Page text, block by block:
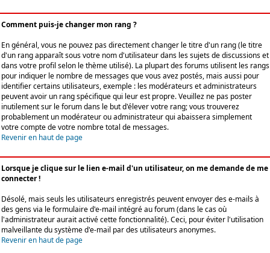
Comment puis-je changer mon rang ?
En général, vous ne pouvez pas directement changer le titre d'un rang (le titre
d'un rang apparaît sous votre nom d'utilisateur dans les sujets de discussions et
dans votre profil selon le thème utilisé). La plupart des forums utilisent les rangs
pour indiquer le nombre de messages que vous avez postés, mais aussi pour
identifier certains utilisateurs, exemple : les modérateurs et administrateurs
peuvent avoir un rang spécifique qui leur est propre. Veuillez ne pas poster
inutilement sur le forum dans le but d'élever votre rang; vous trouverez
probablement un modérateur ou administrateur qui abaissera simplement
votre compte de votre nombre total de messages.
Revenir en haut de page
Lorsque je clique sur le lien e-mail d'un utilisateur, on me demande de me
connecter !
Désolé, mais seuls les utilisateurs enregistrés peuvent envoyer des e-mails à
des gens via le formulaire d'e-mail intégré au forum (dans le cas où
l'administrateur aurait activé cette fonctionnalité). Ceci, pour éviter l'utilisation
malveillante du système d'e-mail par des utilisateurs anonymes.
Revenir en haut de page